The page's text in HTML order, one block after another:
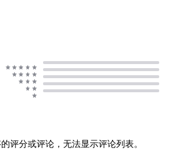
10/4f95f96a-
10/0c8eef01-
"image.png") >
。你跟它说一句话，它
下载、入库这一整套流
评分或评论，无法显示评论列表。